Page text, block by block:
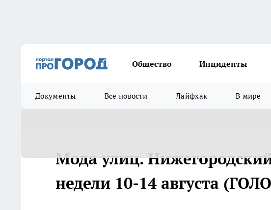
Общество Инциденты
Документы Все новости Лайфхак В мире
Мода улиц.
недели 10-14 августа